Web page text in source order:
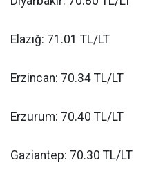
Elazığ: 71.01 TL/LT
Erzincan: 70.34 TL/LT
Erzurum: 70.40 TL/LT
Gaziantep: 70.30 TL/LT